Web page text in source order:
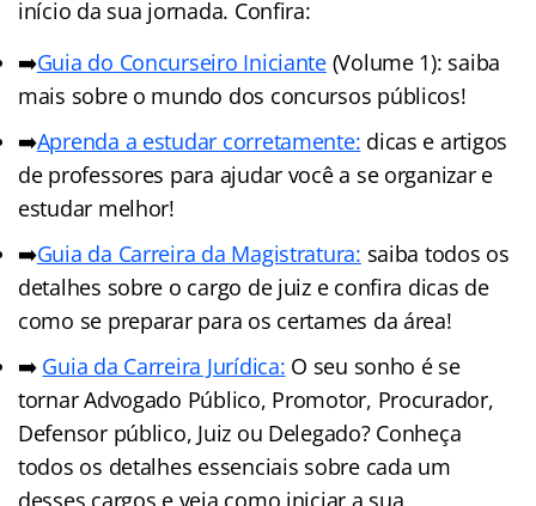
início da sua jornada. Confira:
➡️Guia do Concurseiro Iniciante(Volume 1): saiba
mais sobre o mundo dos concursos públicos!
➡️Aprenda a estudar corretamente: dicas e artigos
de professores para ajudar você a se organizar e
estudar melhor!
➡️Guia da Carreira da Magistratura: saiba todos os
detalhes sobre o cargo de juiz e confira dicas de
como se preparar para os certames da área!
➡️ Guia da Carreira Jurídica: O seu sonho é se
tornar Advogado Público, Promotor, Procurador,
Defensor público, Juiz ou Delegado? Conheça
todos os detalhes essenciais sobre cada um
desses cargos e veja como iniciar a sua